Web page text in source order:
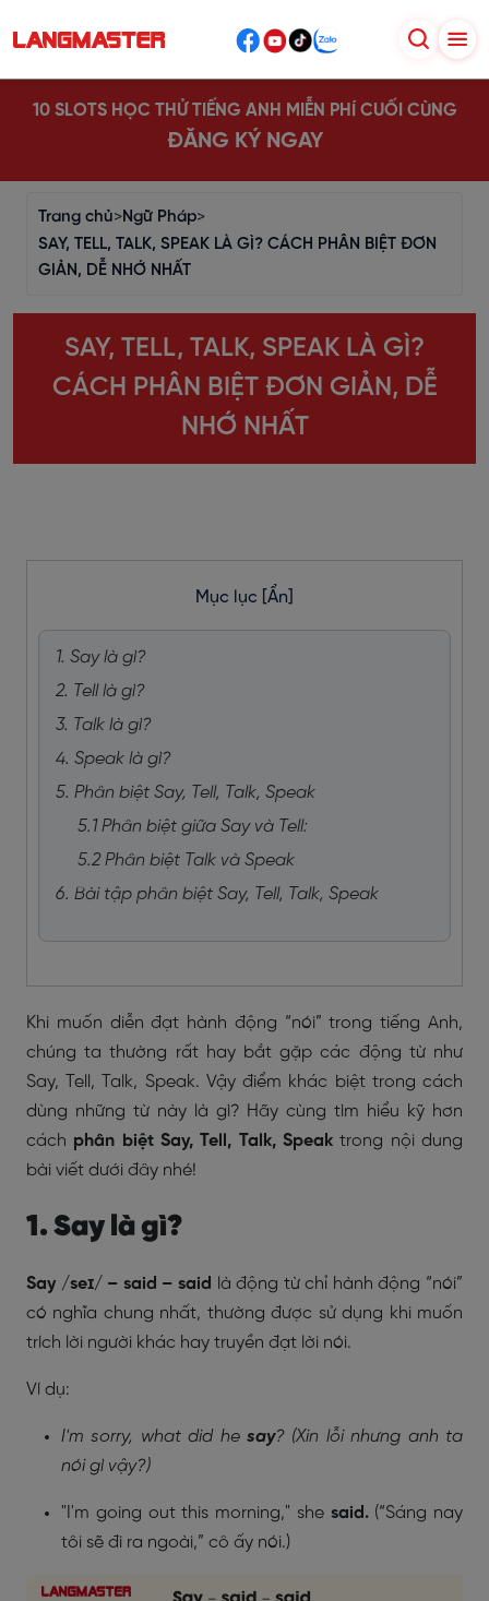
10 SLOTS HỌC THỬ TIẾNG ANH MIỄN PHÍ CUỐI CÙNG
ĐĂNG KÝ NGAY
Trang chủ>Ngữ Pháp>
SAY, TELL, TALK, SPEAK LÀ GÌ? CÁCH PHÂN BIỆT ĐƠN
GIẢN, DỄ NHỚ NHẤT
SAY, TELL, TALK, SPEAK LÀ GÌ?
CÁCH PHÂN BIỆT ĐƠN GIẢN, DỄ
NHỚ NHẤT
Mục lục [Ẩn]
1. Say là gì?
2. Tell là gì?
3. Talk là gì?
4. Speak là gì?
5. Phân biệt Say, Tell, Talk, Speak
5.1 Phân biệt giữa Say và Tell:
5.2 Phân biệt Talk và Speak
6. Bài tập phân biệt Say, Tell, Talk, Speak
Khi muốn diễn đạt hành động “nói” trong tiếng Anh,
chúng ta thường rất hay bắt gặp các động từ như
Say, Tell, Talk, Speak. Vậy điểm khác biệt trong cách
dùng những từ này là gì? Hãy cùng tìm hiểu kỹ hơn
cách phân biệt Say, Tell, Talk, Speak trong nội dung
bài viết dưới đây nhé!
1. Say là gì?
Say /seɪ/ – said – said là động từ chỉ hành động “nói”
có nghĩa chung nhất, thường được sử dụng khi muốn
trích lời người khác hay truyền đạt lời nói.
Ví dụ:
I'm sorry, what did he say? (Xin lỗi nhưng anh ta
nói gì vậy?)
"I'm going out this morning," she said.(“Sáng nay
tôi sẽ đi ra ngoài,” cô ấy nói.)